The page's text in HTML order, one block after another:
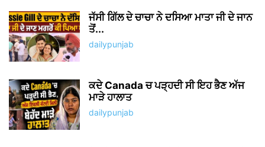
ਜੱਸੀ ਗਿੱਲ ਦੇ ਚਾਚਾ ਨੇ ਦਸਿਆ ਮਾਤਾ ਜੀ ਦੇ ਜਾਨ
ਤੋਂ...
dailypunjab
ਕਦੇ Canada ਚ ਪੜ੍ਹਦੀ ਸੀ ਇਹ ਭੈਣ ਅੱਜ
ਮਾੜੇ ਹਾਲਾਤ
dailypunjab